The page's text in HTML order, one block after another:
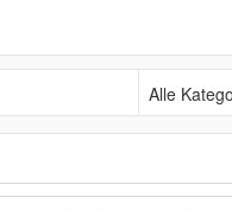
Alle